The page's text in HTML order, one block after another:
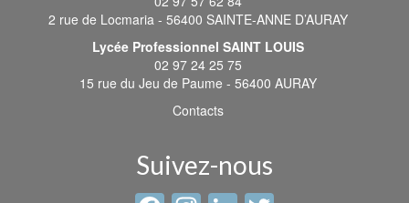
2 rue de Locmaria - 56400 SAINTE-ANNE D’AURAY
Lycée Professionnel SAINT LOUIS
02 97 24 25 75
15 rue du Jeu de Paume - 56400 AURAY
Contacts
Suivez-nous